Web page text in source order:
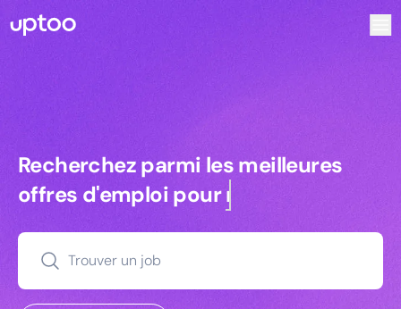
Recherchez parmi les meilleures
Recherchez parmi les meilleures
offres d'emploi pourmanagers
Trouver un job